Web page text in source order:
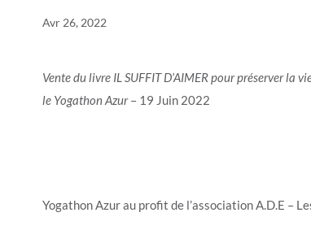
Avr 26, 2022
Vente du livre IL SUFFIT D’AIMER pour préserver la
le Yogathon Azur– 19 Juin 2022
Yogathon Azur au profit de l’association A.D.E –